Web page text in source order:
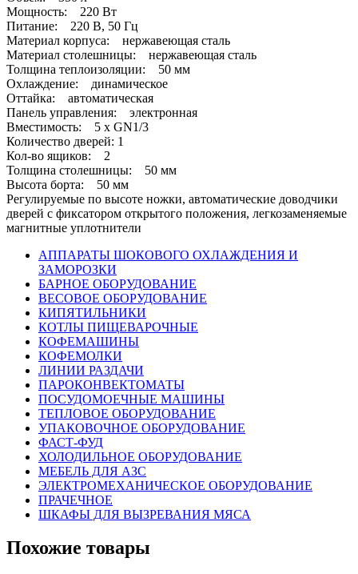
Мощность: 220 Вт
Питание: 220 В, 50 Гц
Материал корпуса: нержавеющая сталь
Материал столешницы: нержавеющая сталь
Толщина теплоизоляции: 50 мм
Охлаждение: динамическое
Оттайка: автоматическая
Панель управления: электронная
Вместимость: 5 x GN1/3
Количество дверей: 1
Кол-во ящиков: 2
Толщина столешницы: 50 мм
Высота борта: 50 мм
Регулируемые по высоте ножки, автоматические доводчики
дверей с фиксатором открытого положения, легкозаменяемые
магнитные уплотнители
АППАРАТЫ ШОКОВОГО ОХЛАЖДЕНИЯ И
ЗАМОРОЗКИ
БАРНОЕ ОБОРУДОВАНИЕ
ВЕСОВОЕ ОБОРУДОВАНИЕ
КИПЯТИЛЬНИКИ
КОТЛЫ ПИЩЕВАРОЧНЫЕ
КОФЕМАШИНЫ
КОФЕМОЛКИ
ЛИНИИ РАЗДАЧИ
ПАРОКОНВЕКТОМАТЫ
ПОСУДОМОЕЧНЫЕ МАШИНЫ
ТЕПЛОВОЕ ОБОРУДОВАНИЕ
УПАКОВОЧНОЕ ОБОРУДОВАНИЕ
ФАСТ-ФУД
ХОЛОДИЛЬНОЕ ОБОРУДОВАНИЕ
МЕБЕЛЬ ДЛЯ АЗС
ЭЛЕКТРОМЕХАНИЧЕСКОЕ ОБОРУДОВАНИЕ
ПРАЧЕЧНОЕ
ШКАФЫ ДЛЯ ВЫЗРЕВАНИЯ МЯСА
Похожие товары